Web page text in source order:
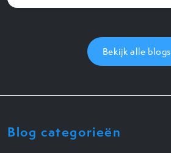
Bekijk alle blogs
Blog categorieën